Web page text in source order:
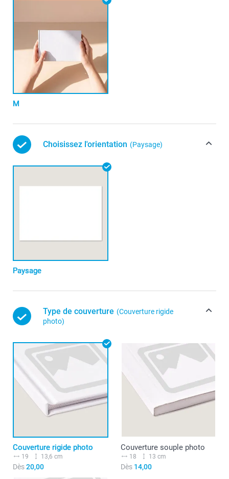
M
Choisissez l'orientation (Paysage)
Paysage
Type de couverture (Couverture rigide
photo)
Couverture rigide photo
19 13,6 cm
Dès20,00
Couverture souple photo
18 13 cm
Dès14,00